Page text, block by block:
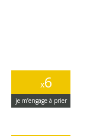
x6
je m’engage à prier